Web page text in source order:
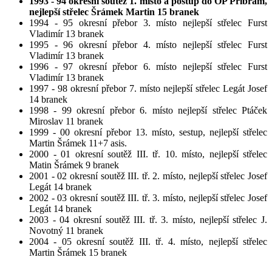
nejlepší střelec Šrámek Martin 15 branek
1994 - 95 okresní přebor 3. místo nejlepší střelec Furst
Vladimír 13 branek
1995 - 96 okresní přebor 4. místo nejlepší střelec Furst
Vladimír 13 branek
1996 - 97 okresní přebor 6. místo nejlepší střelec Furst
Vladimír 13 branek
1997 - 98 okresní přebor 7. místo nejlepší střelec Legát Josef
14 branek
1998 - 99 okresní přebor 6. místo nejlepší střelec Ptáček
Miroslav 11 branek
1999 - 00 okresní přebor 13. místo, sestup, nejlepší střelec
Martin Šrámek 11+7 asis.
2000 - 01 okresní soutěž III. tř. 10. místo, nejlepší střelec
Matin Šrámek 9 branek
2001 - 02 okresní soutěž III. tř. 2. místo, nejlepší střelec Josef
Legát 14 branek
2002 - 03 okresní soutěž III. tř. 3. místo, nejlepší střelec Josef
Legát 14 branek
2003 - 04 okresní soutěž III. tř. 3. místo, nejlepší střelec J.
Novotný 11 branek
2004 - 05 okresní soutěž III. tř. 4. místo, nejlepší střelec
Martin Šrámek 15 branek